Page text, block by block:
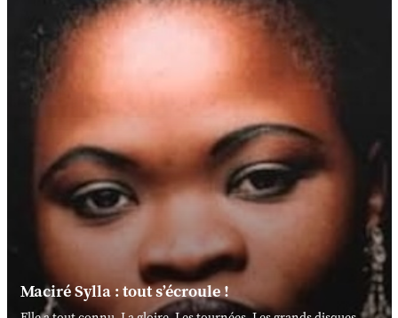
Maciré Sylla : tout s’écroule !